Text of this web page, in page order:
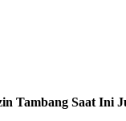
Tambang Saat Ini